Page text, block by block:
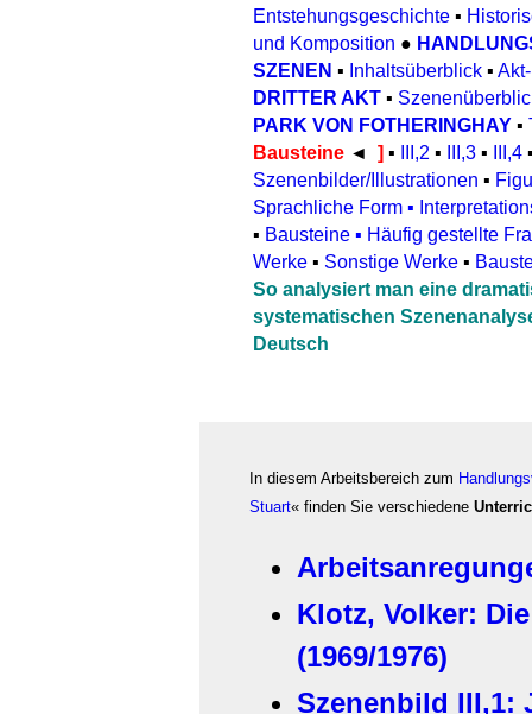
Entstehungsgeschichte ▪
und Komposition ●
SZENEN ▪ Inhaltsüberblick ▪
DRITTER AKT ▪
PARK VON FOTHERINGHAY ▪
Bausteine ◄ ] ▪ III,2 ▪ III,3 ▪ III,4
Szenenbilder/Illustrationen ▪
Sprachliche Form ▪
▪ Bausteine ▪ Häufig gestellte
Werke ▪ Sonstige Werke ▪
So analysiert man eine
systematischen
Deutsch
In diesem Arbeitsbereich zum
Stuart« finden Sie verschiedene
Klotz, Volker:
(1969/1976)
Szenenbild III,1: